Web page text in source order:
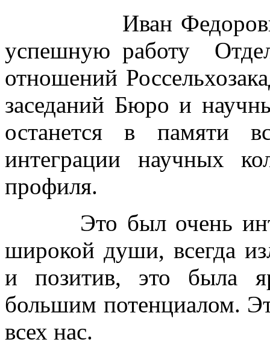
Иван Федорович
успешную работу
отношений
заседаний Бюро и
останется в памяти
интеграции научных
профиля.
Это был очень
широкой души, всегда
и позитив, это была
большим потенциалом.
всех нас.